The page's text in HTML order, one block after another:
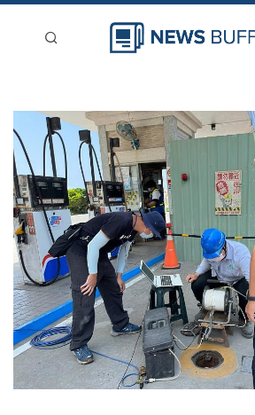
新聞稿分類
登入
刊登